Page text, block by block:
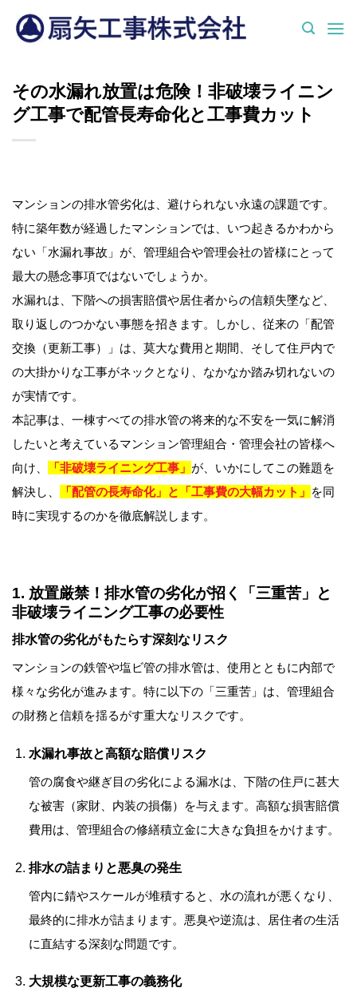
その水漏れ放置は危険！非破壊ライニン
グ工事で配管長寿命化と工事費カット
マンションの排水管劣化は、避けられない永遠の課題です。
特に築年数が経過したマンションでは、いつ起きるかわから
ない「水漏れ事故」が、管理組合や管理会社の皆様にとって
最大の懸念事項ではないでしょうか。
水漏れは、下階への損害賠償や居住者からの信頼失墜など、
取り返しのつかない事態を招きます。しかし、従来の「配管
交換（更新工事）」は、莫大な費用と期間、そして住戸内で
の大掛かりな工事がネックとなり、なかなか踏み切れないの
が実情です。
本記事は、一棟すべての排水管の将来的な不安を一気に解消
したいと考えているマンション管理組合・管理会社の皆様へ
向け、
「非破壊ライニング工事」 が、いかにしてこの難題を
解決し、
「配管の長寿命化」と「工事費の大幅カット」 を同
時に実現するのかを徹底解説します。
1. 放置厳禁！排水管の劣化が招く「三重苦」と
非破壊ライニング工事の必要性
排水管の劣化がもたらす深刻なリスク
マンションの鉄管や塩ビ管の排水管は、使用とともに内部で
様々な劣化が進みます。特に以下の「三重苦」は、管理組合
の財務と信頼を揺るがす重大なリスクです。
水漏れ事故と高額な賠償リスク
管の腐食や継ぎ目の劣化による漏水は、下階の住戸に甚大
な被害（家財、内装の損傷）を与えます。高額な損害賠償
費用は、管理組合の修繕積立金に大きな負担をかけます。
排水の詰まりと悪臭の発生
管内に錆やスケールが堆積すると、水の流れが悪くなり、
最終的に排水が詰まります。悪臭や逆流は、居住者の生活
に直結する深刻な問題です。
大規模な更新工事の義務化